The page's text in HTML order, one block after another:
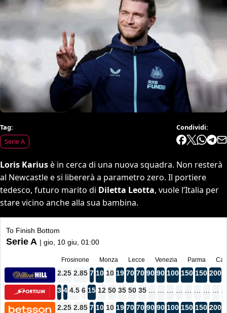
Tag:
Serie A
Condividi:
Loris Kariusè in cerca di una nuova squadra. Non resterà
al Newcastle e si libererà a parametro zero. Il portiere
tedesco, futuro marito di Diletta Leotta, vuole l’Italia per
stare vicino anche alla sua bambina.